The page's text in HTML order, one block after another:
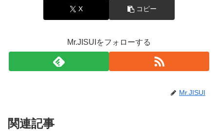
X コピー
Mr.JISUIをフォローする
Mr.JISUI
関連記事